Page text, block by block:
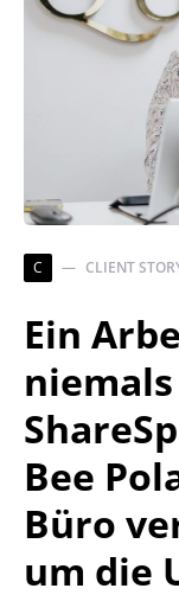
C CLIENT
Ein
Bee
Büro
um die